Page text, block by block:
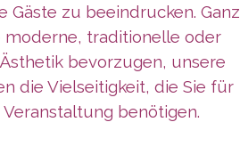
Gäste zu beeindrucken. Ganz
moderne, traditionelle oder
bevorzugen, unsere
die Vielseitigkeit, die Sie für
benötigen.